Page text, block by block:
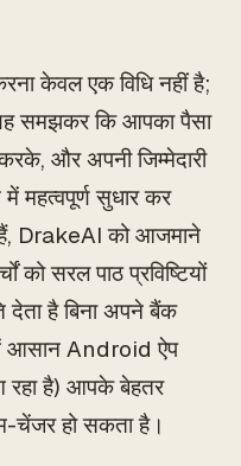
केवल एक विधि नहीं है;
समझकर कि आपका पैसा
और अपनी जिम्मेदारी
में महत्वपूर्ण सुधार कर
DrakeAI को आजमाने
को सरल पाठ प्रविष्टियों
है बिना अपने बैंक
आसान Android ऐप
है) आपके बेहतर
चेंजर हो सकता है।